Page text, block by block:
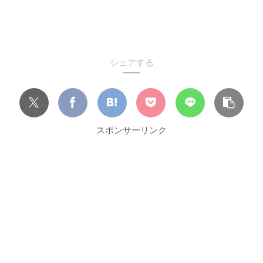
シェアする
スポンサーリンク